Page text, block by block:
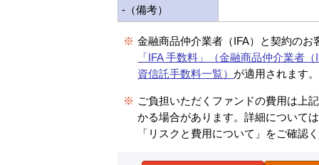
-（備考）
※ 金融商品仲介業者（IFA）と契約のお
「IFA 手数料」（金融商品仲介業者
資信託手数料一覧） が適用されます。
※ ご負担いただくファンドの費用は上
かる場合があります。詳細について
「リスクと費用について」をご確認